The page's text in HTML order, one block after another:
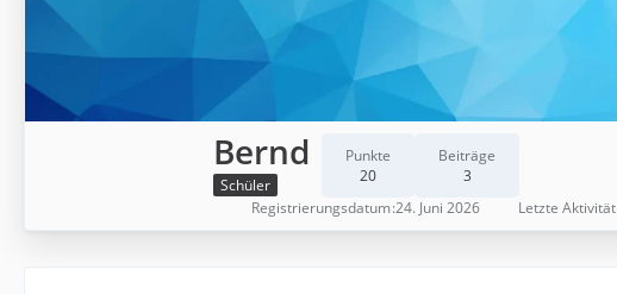
Bernd
Schüler
Punkte
20
Beiträge
3
Registrierungsdatum 24. Juni 2026 Letzte Aktivität